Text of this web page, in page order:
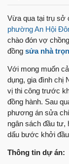
Vừa qua tại trụ sở
phường An Hội
chào đón vợ
đồng sửa nhà
Với mong muốn
dụng, gia đình chị
vị thi công trước
đồng hành. Sau
phương án sửa
ngân sách đầu tư,
dấu bước khởi
Thông tin dự án: